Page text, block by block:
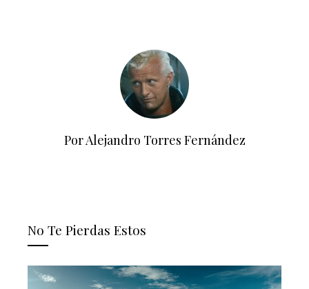
Por Alejandro Torres Fernández
No Te Pierdas Estos